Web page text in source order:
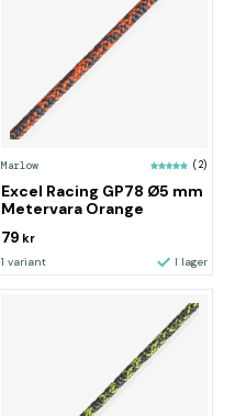
Marlow (2)
Excel Racing GP78 Ø5 mm
Metervara Orange
79 kr
1 variant I lager